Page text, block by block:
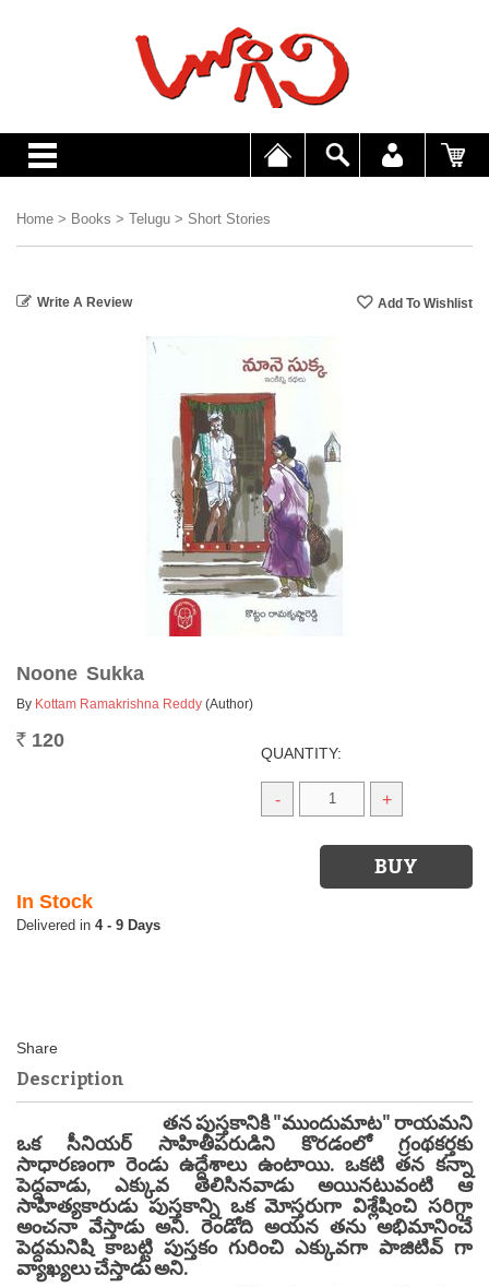
Home > Books > Telugu > Short Stories
Write A Review
Noone Sukka
By Kottam Ramakrishna Reddy (Author)
Rs. 120
QUANTITY:
- +
In Stock
4 - 9 Days
Description
తన పుస్తకానికి "ముందుమాట" రాయమని
ఒక సీనియర్ సాహితీపరుడిని కొరడంలో గ్రంథకర్తకు
సాధారణంగా రెండు ఉద్దేశాలు ఉంటాయి. ఒకటి తన కన్నా
పెద్దవాడు, ఎక్కువ తెలిసినవాడు అయినటువంటి ఆ
సాహిత్యకారుడు పుస్తకాన్ని ఒక మోస్తరుగా విశ్లేషించి సరిగ్గా
అంచనా వేస్తాడు అని. రెండోది అయన తను అభిమానించే
పెద్దమనిషి కాబట్టి పుస్తకం గురించి ఎక్కువగా పాజిటివ్ గా
వ్యాఖ్యలు చేస్తాడు అని.